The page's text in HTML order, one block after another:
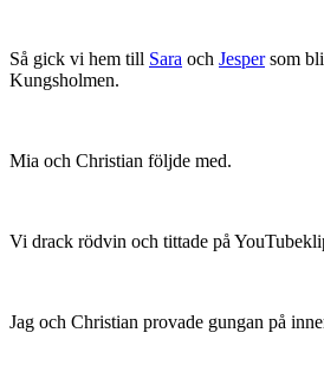
Så gick vi hem till Sara och Jespersom
Kungsholmen.
Mia och Christian följde med.
Vi drack rödvin och tittade på
Jag och Christian provade gungan på